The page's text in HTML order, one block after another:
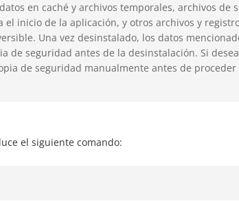
en caché y archivos temporales, archivos de
inicio de la aplicación, y otros archivos y
Una vez desinstalado, los datos
de seguridad antes de la desinstalación. Si
de seguridad manualmente antes de proceder
el siguiente comando: